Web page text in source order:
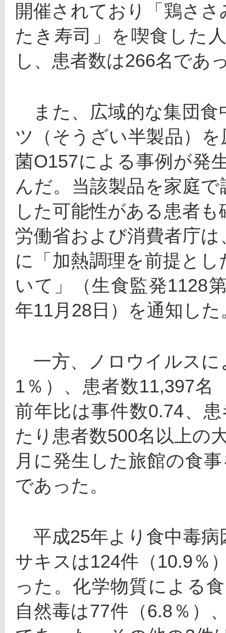
開催されており「鶏さ
たき寿司」を喫食した
し、患者数は266名であ
また、広域的な集団食
ツ（そうざい半製品）
菌O157による事例が発
んだ。当該製品を家庭
した可能性がある患者
労働省および消費者庁
に「加熱調理を前提と
いて」（生食監発1128
年11月28日）を通知した
一方、ノロウイルスに
1％）、患者数11,397名
前年比は事件数0.74、
たり患者数500名以上の
月に発生した旅館の食
であった。
平成25年より食中毒病
サキスは124件（10.9％
った。化学物質による
自然毒は77件（6.8％）